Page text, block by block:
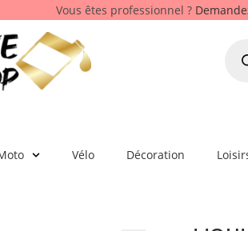
Vous êtes professionnel ?
Vélo Décoration